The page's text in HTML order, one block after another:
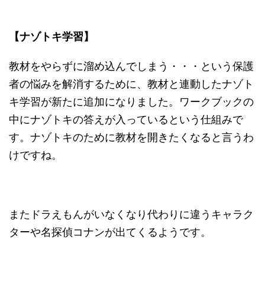
【ナゾトキ学習】
教材をやらずに溜め込んでしまう・・・という保護
者の悩みを解消するために、教材と連動したナゾト
キ学習が新たに追加になりました。ワークブックの
中にナゾトキの答えが入っているという仕組みで
す。ナゾトキのために教材を開きたくなると言うわ
けですね。
またドラえもんがいなくなり代わりに違うキャラク
ターや名探偵コナンが出てくるようです。